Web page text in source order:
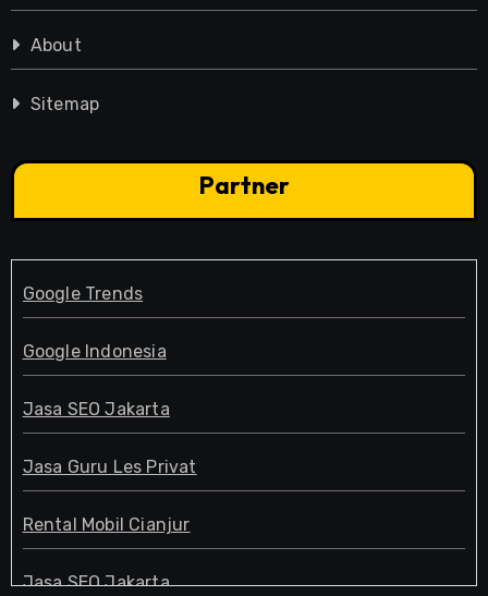
About
Sitemap
Partner
Google Trends
Google Indonesia
Jasa SEO Jakarta
Jasa Guru Les Privat
Rental Mobil Cianjur
Jasa SEO Jakarta